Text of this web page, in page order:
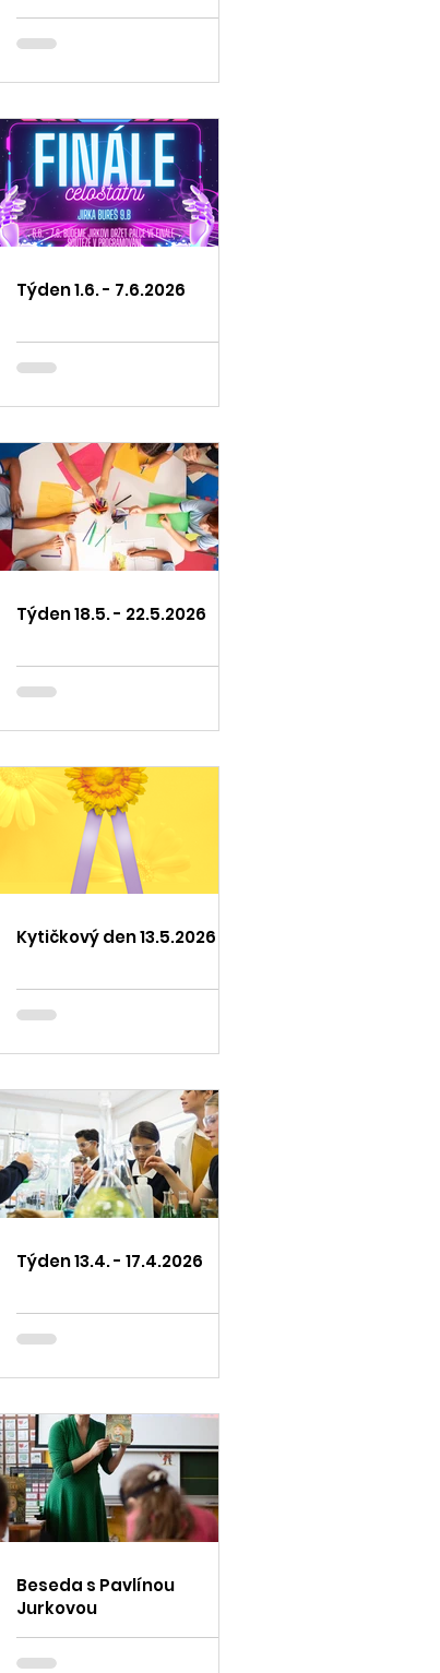
Týden 1.6. - 7.6.2026
Týden 18.5. - 22.5.2026
Kytičkový den 13.5.2026
Týden 13.4. - 17.4.2026
Beseda s Pavlínou
Jurkovou